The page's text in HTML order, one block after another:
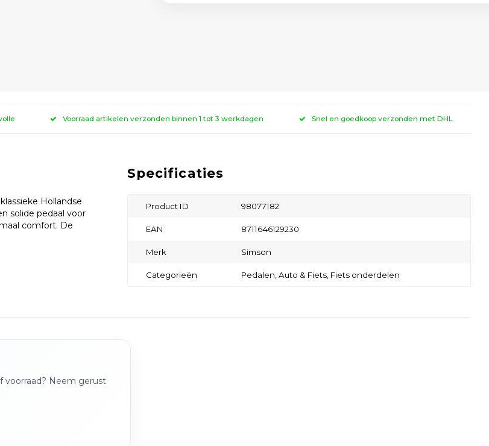
Voorraad artikelen verzonden binnen 1 tot 3 werkdagen Snel en goedkoop verzonden met DHL
Hollandse
solide pedaal voor
comfort. De
Specificaties
Product ID 98077182
EAN 8711646129230
Merk Simson
Categorieën Pedalen, Auto & Fiets, Fiets onderdelen
voorraad? Neem gerust